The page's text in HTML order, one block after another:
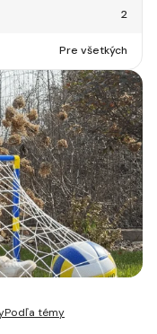
2
Pre všetkých
Podľa témy